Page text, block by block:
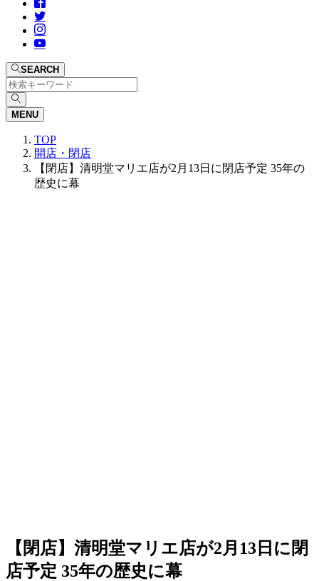
SEARCH
MENU
TOP
開店・閉店
【閉店】清明堂マリエ店が2月13日に閉店予定 35年の
歴史に幕
【閉店】清明堂マリエ店が2月13日に閉
店予定 35年の歴史に幕